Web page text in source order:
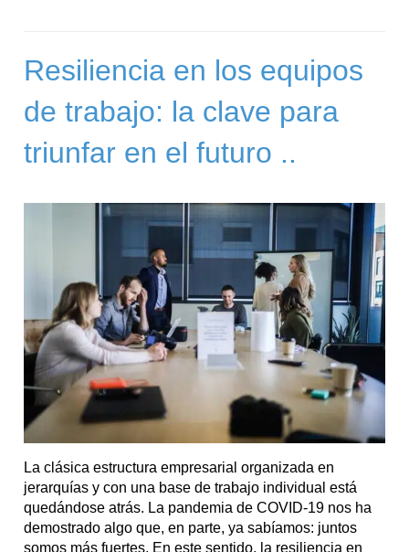
Resiliencia en los equipos
de trabajo: la clave para
triunfar en el futuro ..
La clásica estructura empresarial organizada en
jerarquías y con una base de trabajo individual está
quedándose atrás. La pandemia de COVID-19 nos ha
demostrado algo que, en parte, ya sabíamos: juntos
somos más fuertes. En este sentido, la resiliencia en